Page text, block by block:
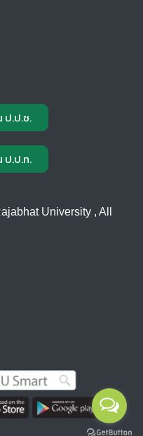
ป.ป.ช.
ป.ป.ท.
University , All